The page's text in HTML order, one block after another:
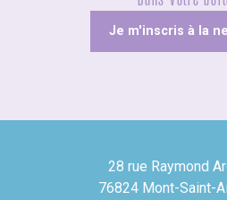
Je m'inscris à la
28 rue Raymond
76824 Mont-Saint-